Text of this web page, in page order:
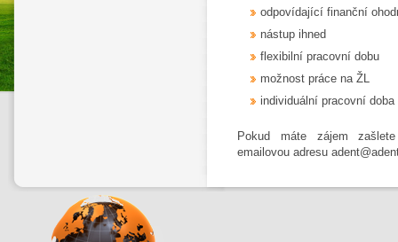
odpovídající finanční
nástup ihned
flexibilní pracovní dobu
možnost práce na ŽL
individuální pracovní
Pokud máte zájem
emailovou adresu